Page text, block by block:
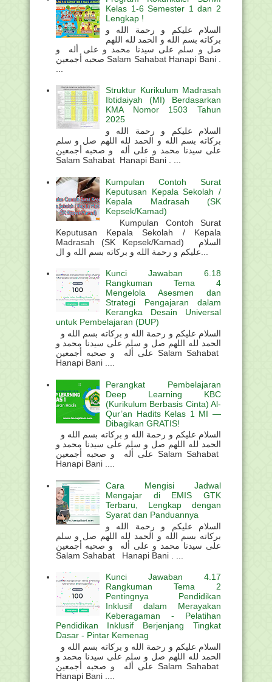
Kelas 1-6 Semester 1 dan 2
Lengkap !
السلام عليكم و رحمة الله و
بركاته بسم الله و الحمد لله اللهم
صل و سلم على سيدنا محمد و على أله و
صحبه أجمعين Salam Sahabat Hanapi Bani .
Struktur Kurikulum Madrasah
Ibtidaiyah (MI) Berdasarkan
KMA Nomor 1503 Tahun
2025
السلام عليكم و رحمة الله و
بركاته بسم الله و الحمد لله اللهم صل و سلم
على سيدنا محمد و على أله و صحبه أجمعين
Salam Sahabat Hanapi Bani . ...
Kumpulan Contoh Surat
Keputusan Kepala Sekolah /
Kepala Madrasah (SK
Kepsek/Kamad)
Kumpulan Contoh Surat
Keputusan Kepala Sekolah / Kepala
Madrasah (SK Kepsek/Kamad) السلام
Kunci Jawaban 6.18
Rangkuman Tema 4
Mengelola Asesmen dan
Strategi Pengajaran dalam
Kerangka Desain Universal
untuk Pembelajaran (DUP)
الحمد لله اللهم صل و سلم على سيدنا محمد و
على أله و صحبه أجمعين Salam Sahabat
Hanapi Bani ....
Perangkat Pembelajaran
Deep Learning KBC
(Kurikulum Berbasis Cinta) Al-
Qur’an Hadits Kelas 1 MI —
Dibagikan GRATIS!
الحمد لله اللهم صل و سلم على سيدنا محمد و
على أله و صحبه أجمعين Salam Sahabat
Hanapi Bani ....
Cara Mengisi Jadwal
Mengajar di EMIS GTK
Terbaru, Lengkap dengan
Syarat dan Panduannya
السلام عليكم و رحمة الله و
بركاته بسم الله و الحمد لله اللهم صل و سلم
على سيدنا محمد و على أله و صحبه أجمعين
Salam Sahabat Hanapi Bani . ...
Kunci Jawaban 4.17
Rangkuman Tema 2
Pentingnya Pendidikan
Inklusif dalam Merayakan
Keberagaman - Pelatihan
Pendidikan Inklusif Berjenjang Tingkat
Dasar - Pintar Kemenag
الحمد لله اللهم صل و سلم على سيدنا محمد و
على أله و صحبه أجمعين Salam Sahabat
Hanapi Bani ....